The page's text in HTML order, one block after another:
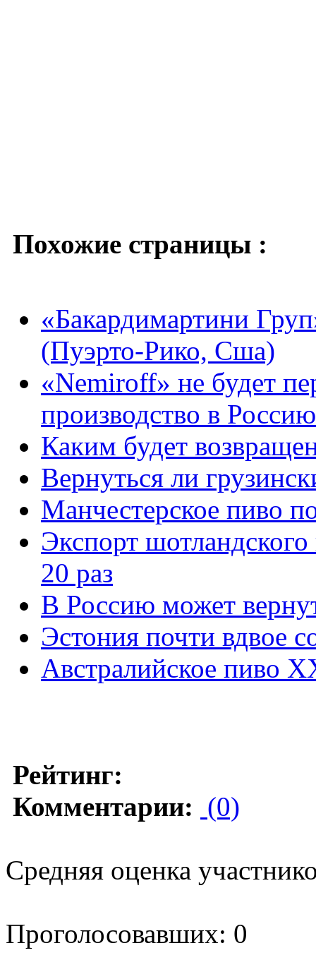
Похожие страницы :
«Бакардимартини
(Пуэрто-Рико, Сша)
«Nemiroff» не будет
производство в Россию
Каким будет
Вернуться ли
Манчестерское пиво
Экспорт
20 раз
В Россию может
Эстония почти вдвое
Австралийское пиво
Рейтинг:
Комментарии: (0)
Средняя оценка
Проголосовавших: 0